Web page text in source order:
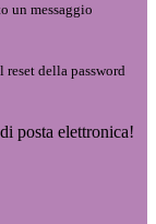
un messaggio
della password
posta elettronica!